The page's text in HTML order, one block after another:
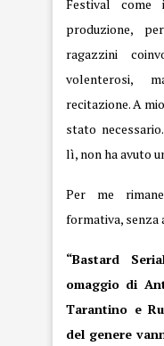
Festival come
produzione,
ragazzini
volenterosi,
recitazione. A
stato
lì, non ha avuto
Per me rimane
formativa, senza
“Bastard
omaggio di
Tarantino e
del genere